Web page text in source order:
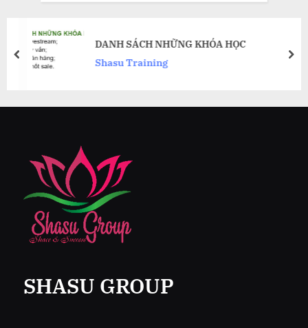
DANH SÁCH NHỮNG KHÓA HỌC
Shasu Training
prev
SHASU GROUP